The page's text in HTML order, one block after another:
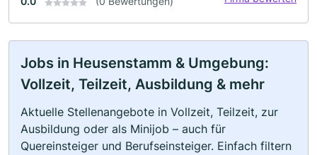
Jobs in Heusenstamm & Umgebung:
Vollzeit, Teilzeit, Ausbildung & mehr
Aktuelle Stellenangebote in Vollzeit, Teilzeit, zur
Ausbildung oder als Minijob – auch für
Quereinsteiger und Berufseinsteiger. Einfach filtern